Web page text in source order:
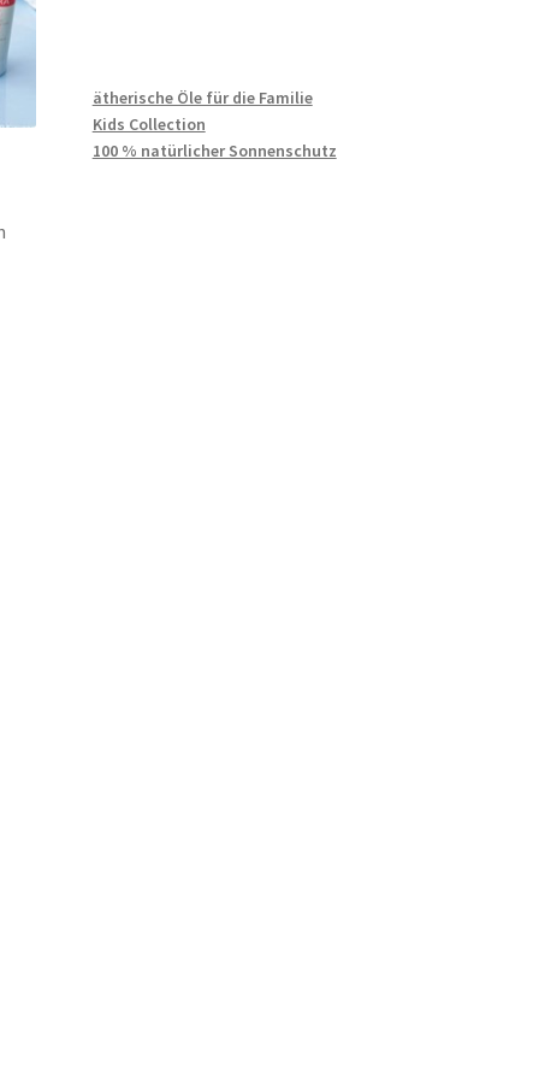
ätherische Öle für die Familie
Kids Collection
100 % natürlicher Sonnenschutz